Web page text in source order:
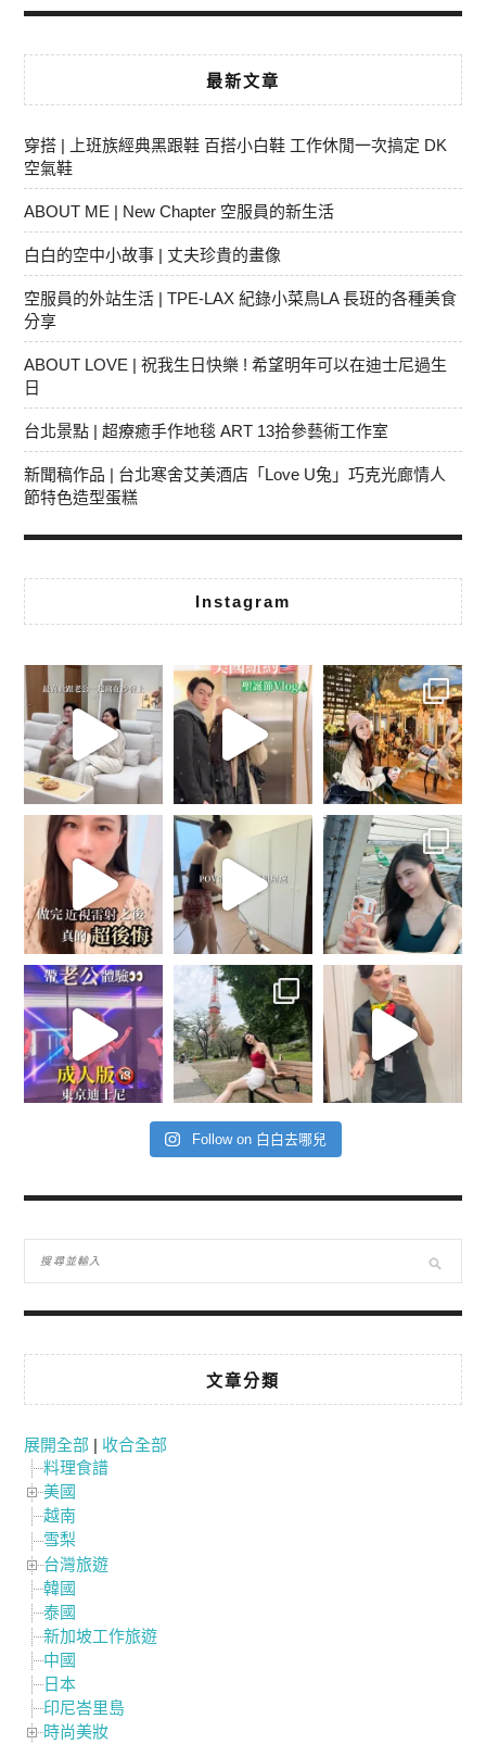
最新文章
穿搭 | 上班族經典黑跟鞋 百搭小白鞋 工作休閒一次搞定 DK
空氣鞋
ABOUT ME | New Chapter 空服員的新生活
白白的空中小故事 | 丈夫珍貴的畫像
空服員的外站生活 | TPE-LAX 紀錄小菜鳥LA 長班的各種美食
分享
ABOUT LOVE | 祝我生日快樂 ! 希望明年可以在迪士尼過生
日
台北景點 | 超療癒手作地毯 ART 13拾參藝術工作室
新聞稿作品 | 台北寒舍艾美酒店「Love U兔」巧克光廊情人
節特色造型蛋糕
Instagram
Follow on 白白去哪兒
文章分類
展開全部 | 收合全部
料理食譜
美國
越南
雪梨
台灣旅遊
韓國
泰國
新加坡工作旅遊
中國
日本
印尼峇里島
時尚美妝